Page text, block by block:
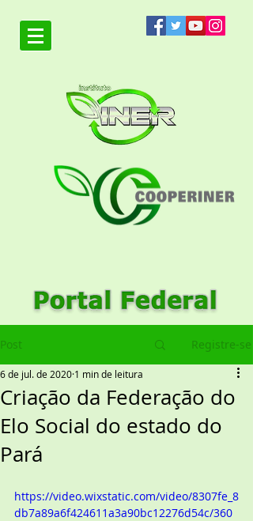
Post Registre-se
Criação da Federação do
Elo Social do estado do
Pará
6 de jul. de 2020 1 min de leitura
https://video.wixstatic.com/video/8307fe_8
db7a89a6f424611a3a90bc12276d54c/360